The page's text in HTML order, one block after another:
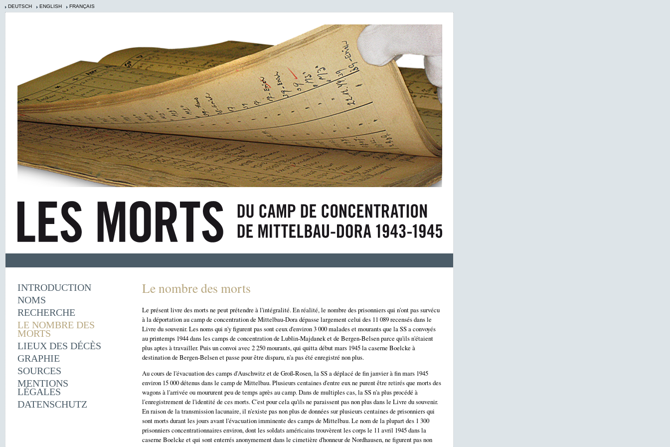
DEUTSCH ENGLISH FRANÇAIS
INTRODUCTION
NOMS
RECHERCHE
LE NOMBRE DES
MORTS
LIEUX DES DÉCÈS
GRAPHIE
SOURCES
MENTIONS
LÉGALES
DATENSCHUTZ
Le nombre des morts
Le présent livre des morts ne peut prétendre à l'intégralité. En réalité, le nombre des prisonniers qui n'ont pas survécu
à la déportation au camp de concentration de Mittelbau-Dora dépasse largement celui des 11 089 recensés dans le
Livre du souvenir. Les noms qui n'y figurent pas sont ceux d'environ 3 000 malades et mourants que la SS a convoyés
au printemps 1944 dans les camps de concentration de Lublin-Majdanek et de Bergen-Belsen parce qu'ils n'étaient
plus aptes à travailler. Puis un convoi avec 2 250 mourants, qui quitta début mars 1945 la caserne Boelcke à
destination de Bergen-Belsen et passe pour être disparu, n'a pas été enregistré non plus.
Au cours de l'évacuation des camps d'Auschwitz et de Groß-Rosen, la SS a déplacé de fin janvier à fin mars 1945
environ 15 000 détenus dans le camp de Mittelbau. Plusieurs centaines d'entre eux ne purent être retirés que morts des
wagons à l'arrivée ou moururent peu de temps après au camp. Dans de multiples cas, la SS n'a plus procédé à
l'enregistrement de l'identité de ces morts. C'est pour cela qu'ils ne paraissent pas non plus dans le Livre du souvenir.
En raison de la transmission lacunaire, il n'existe pas non plus de données sur plusieurs centaines de prisonniers qui
sont morts durant les jours avant l'évacuation imminente des camps de Mittelbau. Le nom de la plupart des 1 300
prisonniers concentrationnaires environ, dont les soldats américains trouvèrent les corps le 11 avril 1945 dans la
caserne Boelcke et qui sont enterrés anonymement dans le cimetière d'honneur de Nordhausen, ne figurent pas non